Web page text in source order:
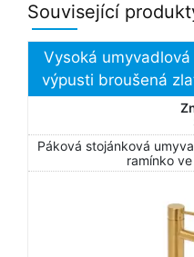
Související
Vysoká
výpusti broušená
Páková stojánková
ramínko